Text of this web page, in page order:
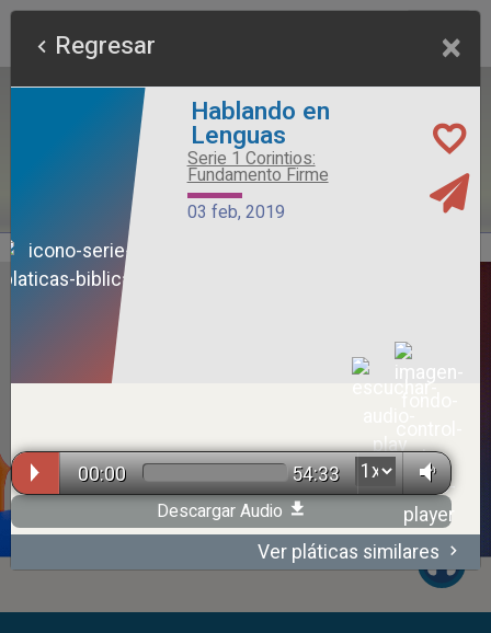
Regresar ×
Hablando en
Lenguas
Serie 1 Corintios:
Fundamento Firme
03 feb, 2019
00:00 54:33
Descargar Audio
Ver pláticas similares